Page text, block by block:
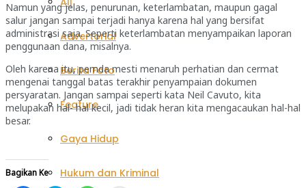
Advertorial
Berita Foto
Feature
Gaya Hidup
Hukum dan Kriminal
Namun yang jelas, penurunan, keterlambatan, maupun gagal
salur jangan sampai terjadi hanya karena hal yang bersifat
administrasi saja. Seperti keterlambatan menyampaikan laporan
penggunaan dana, misalnya.
Oleh karena itu, pemda mesti menaruh perhatian dan cermat
mengenai tanggal batas terakhir penyampaian dokumen
persyaratan. Jangan sampai seperti kata Neil Cavuto, kita
melupakan hal- hal kecil, jadi tidak heran kita mengacaukan hal-hal
besar.
Bagikan Ke